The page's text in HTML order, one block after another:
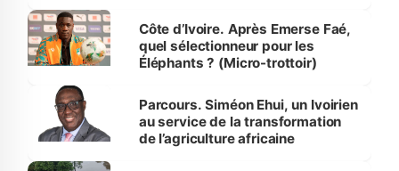
Côte d’Ivoire. Après Emerse Faé,
quel sélectionneur pour les
Éléphants ? (Micro-trottoir)
Parcours. Siméon Ehui, un Ivoirien
au service de la transformation
de l’agriculture africaine